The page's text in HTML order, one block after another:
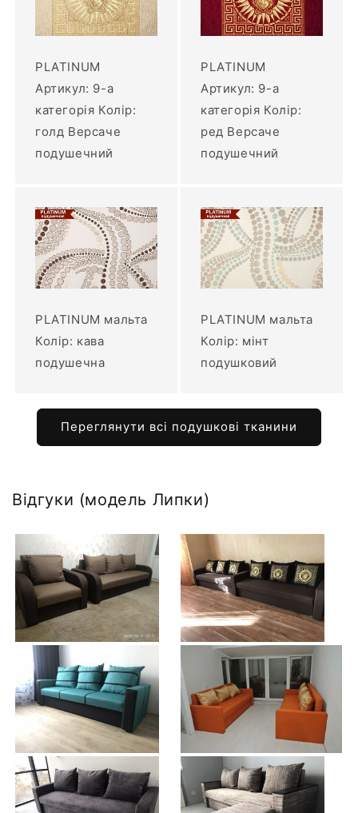
PLATINUM
Артикул: 9-а
категорія Колір:
голд Версаче
подушечний
PLATINUM
Артикул: 9-а
категорія Колір:
ред Версаче
подушечний
PLATINUM мальта
Колір: кава
подушечна
PLATINUM мальта
Колір: мінт
подушковий
Переглянути всі подушкові тканини
Відгуки (модель Липки)